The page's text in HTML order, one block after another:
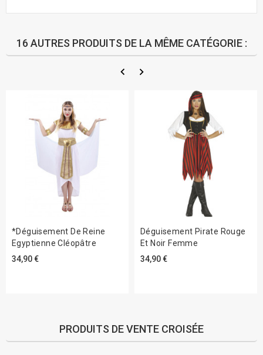
16 AUTRES PRODUITS DE LA MÊME CATÉGORIE :
*Déguisement De Reine
Egyptienne Cléopâtre
34,90 €
Déguisement Pirate Rouge
Et Noir Femme
34,90 €
PRODUITS DE VENTE CROISÉE